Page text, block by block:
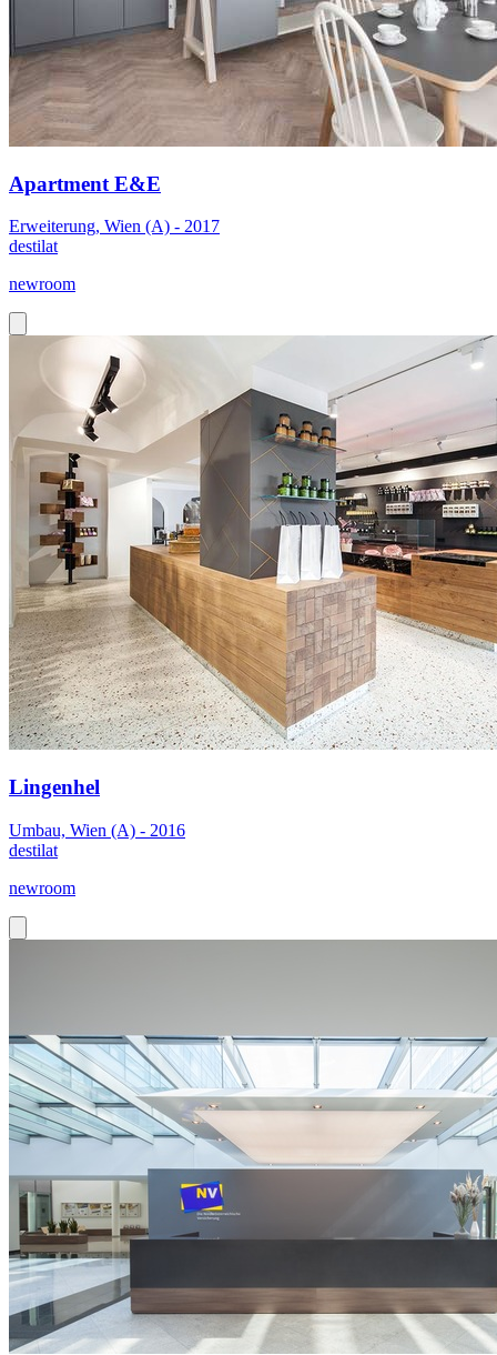
Apartment E&E
Erweiterung, Wien (A) - 2017
destilat
newroom
Lingenhel
Umbau, Wien (A) - 2016
destilat
newroom